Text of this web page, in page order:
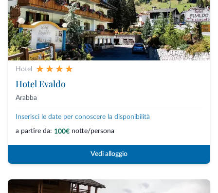
Hotel
Hotel Evaldo
Arabba
Inserisci le date per conoscere la disponibilità
a partire da: 100€ notte/persona
Vedi alloggio